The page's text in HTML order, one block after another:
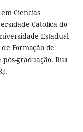
Ciencias
Católica do
Estadual
Formação de
pós-graduação. Rua